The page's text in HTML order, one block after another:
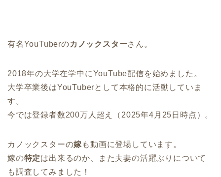
有名YouTuberのカノックスターさん。
2018年の大学在学中にYouTube配信を始めました。
大学卒業後はYouTuberとして本格的に活動していま
す。
今では登録者数200万人超え（2025年4月25日時点）。
カノックスターの嫁 も動画に登場しています。
嫁の特定は出来るのか、また夫妻の活躍ぶりについて
も調査してみました！